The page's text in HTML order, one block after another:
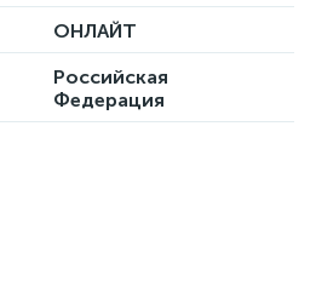
ОНЛАЙТ
Российская
Федерация